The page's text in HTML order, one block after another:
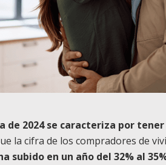
de 2024 se caracteriza por
la cifra de los compradores de
subido en un año del 32% al